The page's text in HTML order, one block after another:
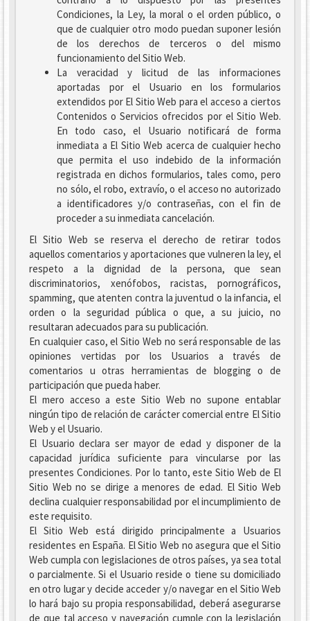
Condiciones, la Ley, la moral o el orden público, o
que de cualquier otro modo puedan suponer lesión
de los derechos de terceros o del mismo
funcionamiento del Sitio Web.
La veracidad y licitud de las informaciones
aportadas por el Usuario en los formularios
extendidos por El Sitio Web para el acceso a ciertos
Contenidos o Servicios ofrecidos por el Sitio Web.
En todo caso, el Usuario notificará de forma
inmediata a El Sitio Web acerca de cualquier hecho
que permita el uso indebido de la información
registrada en dichos formularios, tales como, pero
no sólo, el robo, extravío, o el acceso no autorizado
a identificadores y/o contraseñas, con el fin de
proceder a su inmediata cancelación.
El Sitio Web se reserva el derecho de retirar todos
aquellos comentarios y aportaciones que vulneren la ley, el
respeto a la dignidad de la persona, que sean
discriminatorios, xenófobos, racistas, pornográficos,
spamming, que atenten contra la juventud o la infancia, el
orden o la seguridad pública o que, a su juicio, no
resultaran adecuados para su publicación.
En cualquier caso, el Sitio Web no será responsable de las
opiniones vertidas por los Usuarios a través de
comentarios u otras herramientas de blogging o de
participación que pueda haber.
El mero acceso a este Sitio Web no supone entablar
ningún tipo de relación de carácter comercial entre El Sitio
Web y el Usuario.
El Usuario declara ser mayor de edad y disponer de la
capacidad jurídica suficiente para vincularse por las
presentes Condiciones. Por lo tanto, este Sitio Web de El
Sitio Web no se dirige a menores de edad. El Sitio Web
declina cualquier responsabilidad por el incumplimiento de
este requisito.
El Sitio Web está dirigido principalmente a Usuarios
residentes en España. El Sitio Web no asegura que el Sitio
Web cumpla con legislaciones de otros países, ya sea total
o parcialmente. Si el Usuario reside o tiene su domiciliado
en otro lugar y decide acceder y/o navegar en el Sitio Web
lo hará bajo su propia responsabilidad, deberá asegurarse
de que tal acceso y navegación cumple con la legislación